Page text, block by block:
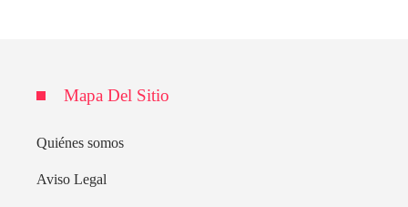
Mapa Del Sitio
Quiénes somos
Aviso Legal